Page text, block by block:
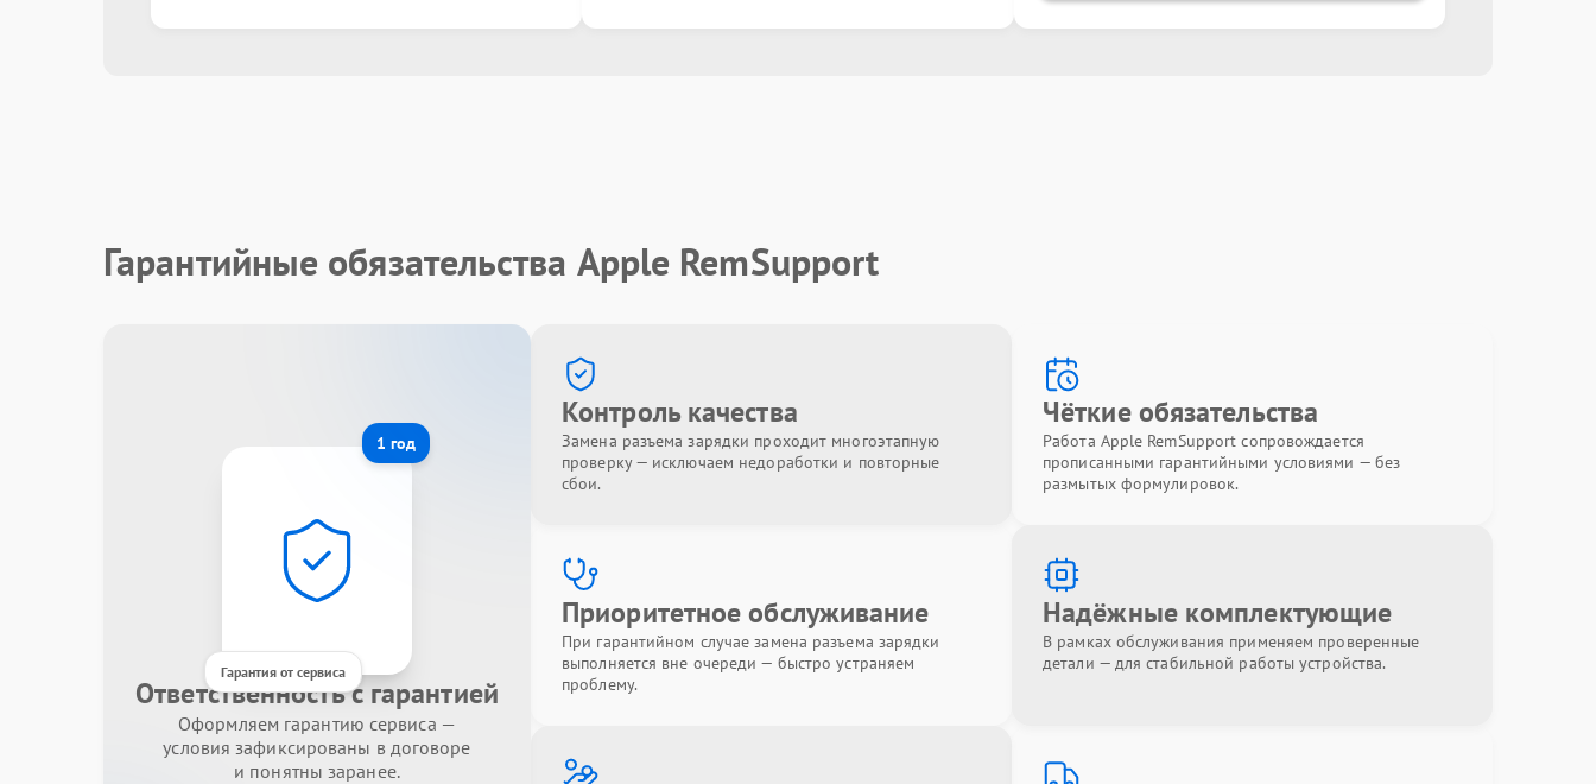
Гарантийные обязательства Apple RemSupport
1 год
Гарантия от сервиса
Ответственность с гарантией
Оформляем гарантию сервиса —
условия зафиксированы в договоре
и понятны заранее.
Контроль качества
Замена разъема зарядки проходит многоэтапную
проверку — исключаем недоработки и повторные
сбои.
Чёткие обязательства
Работа Apple RemSupport сопровождается
прописанными гарантийными условиями — без
размытых формулировок.
Приоритетное обслуживание
При гарантийном случае замена разъема зарядки
выполняется вне очереди — быстро устраняем
проблему.
Надёжные комплектующие
В рамках обслуживания применяем проверенные
детали — для стабильной работы устройства.